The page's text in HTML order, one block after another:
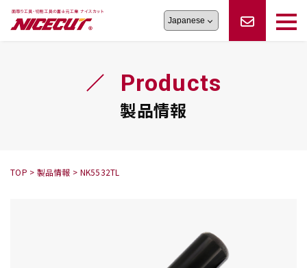
旋盤工具シリーズ
シリーズ
オーダー品依頼
フェイス・ショルダーシリーズかんたんオーダー
トラブルシューティング
ロックピンの逆ジメに注意
Products
製品情報
TOP > 製品情報 > NK5532TL